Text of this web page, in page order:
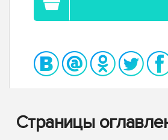
Страницы